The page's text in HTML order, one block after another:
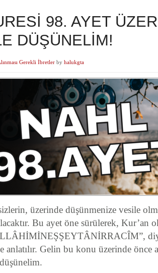
98. AYET
DÜŞÜNELİM!
Gerekli İbretler by halukgta
üzerinde düşünmenize vesile
Bu ayet öne sürülerek, Kur’an
Gelin bu konu üzerinde önce